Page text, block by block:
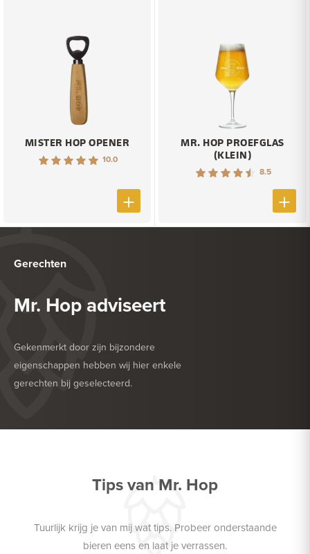
MISTER HOP OPENER
10.0
MR. HOP PROEFGLAS
(KLEIN)
8.5
Gerechten
Mr. Hop adviseert
Gekenmerkt door zijn bijzondere
eigenschappen hebben wij hier enkele
gerechten bij geselecteerd.
HEERLIJK BIJ
Tips van Mr. Hop
Tuurlijk krijg je van mij wat tips. Probeer onderstaande
bieren eens en laat je verrassen.